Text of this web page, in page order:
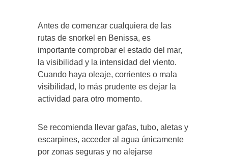
Antes de comenzar cualquiera de las
rutas de snorkel en Benissa, es
importante comprobar el estado del mar,
la visibilidad y la intensidad del viento.
Cuando haya oleaje, corrientes o mala
visibilidad, lo más prudente es dejar la
actividad para otro momento.
Se recomienda llevar gafas, tubo, aletas y
escarpines, acceder al agua únicamente
por zonas seguras y no alejarse